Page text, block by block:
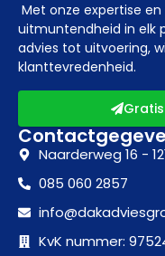
Met onze expertise
uitmuntendheid in elk
advies tot uitvoering,
klanttevredenheid.
Naarderweg 16 -
085 060 2857
KvK nummer: